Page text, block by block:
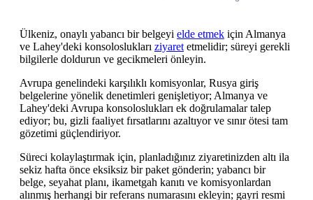
Ülkeniz, onaylı yabancı bir belgeyi elde etmek için Almanya
ve Lahey'deki konsoloslukları ziyaret etmelidir; süreyi gerekli
bilgilerle doldurun ve gecikmeleri önleyin.
Avrupa genelindeki karşılıklı komisyonlar, Rusya giriş
belgelerine yönelik denetimleri genişletiyor; Almanya ve
Lahey'deki Avrupa konsoloslukları ek doğrulamalar talep
ediyor; bu, gizli faaliyet fırsatlarını azaltıyor ve sınır ötesi tam
gözetimi güçlendiriyor.
Süreci kolaylaştırmak için, planladığınız ziyaretinizden altı ila
sekiz hafta önce eksiksiz bir paket gönderin; yabancı bir
belge, seyahat planı, ikametgah kanıtı ve komisyonlardan
alınmış herhangi bir referans numarasını ekleyin; gayri resmi